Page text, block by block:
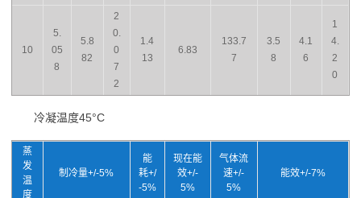
10
5.
05
8
5.8
82
2
0.
0
7
2
1.4
13
6.83
133.7
7
3.5
8
4.1
6
1
4.
2
0
冷凝温度45°C
蒸
发
温
度
制冷量+/-5%
能
耗+/
-5%
现在能
效+/-
5%
气体流
速+/-
5%
能效+/-7%